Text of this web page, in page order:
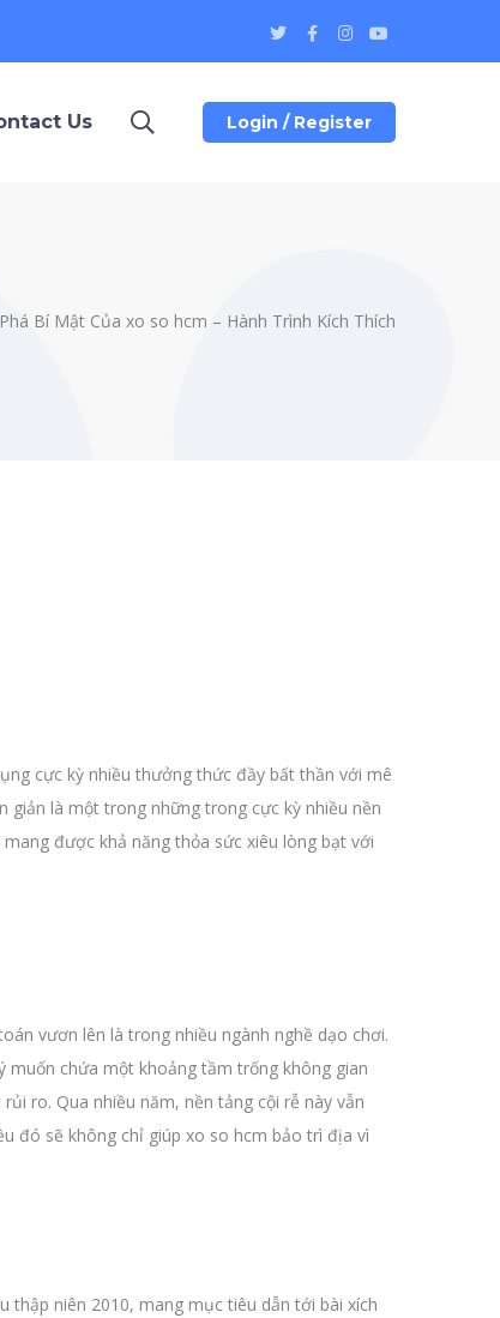
Twitter
Profile
Facebook
Profile
Instagram
ProfileProfile
Login / Register
Us
Bí Mật Của xo so hcm – Hành Trình Kích Thích
cực kỳ nhiều thưởng thức đầy bất thần với mê
giản là một trong những trong cực kỳ nhiều nền
được khả năng thỏa sức xiêu lòng bạt với
vươn lên là trong nhiều ngành nghề dạo chơi.
muốn chứa một khoảng tầm trống không gian
ro. Qua nhiều năm, nền tảng cội rễ này vẫn
đó sẽ không chỉ giúp xo so hcm bảo trì địa vì
thập niên 2010, mang mục tiêu dẫn tới bài xích